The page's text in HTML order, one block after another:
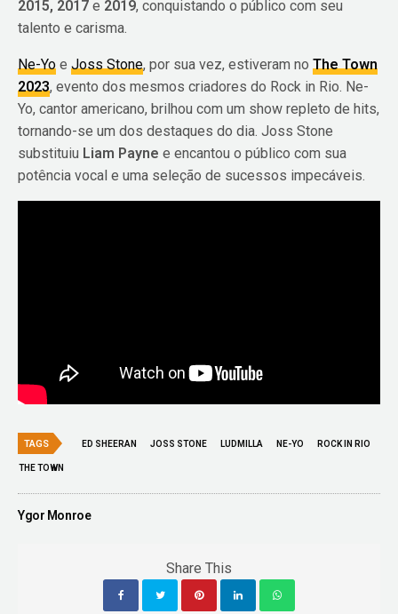
2015, 2017e 2019, conquistando o público com seu
talento e carisma.
Ne-Yo eJoss Stone, por sua vez, estiveram noThe Town
2023, evento dos mesmos criadores do Rock in Rio. Ne-
Yo, cantor americano, brilhou com um show repleto de hits,
tornando-se um dos destaques do dia. Joss Stone
substituiu Liam Payne e encantou o público com sua
potência vocal e uma seleção de sucessos impecáveis.
TAGS ED SHEERAN JOSS STONE LUDMILLA NE-YO ROCK IN RIO
THE TOWN
Ygor Monroe
Share This